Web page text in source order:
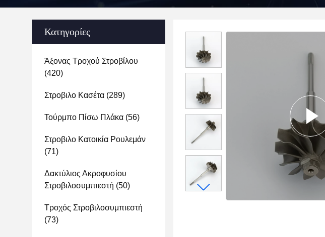
Κατηγορίες
Άξονας Τροχού Στροβίλου
(420)
Στροβιλο Κασέτα (289)
Τούρμπο Πίσω Πλάκα (56)
Στροβιλο Κατοικία Ρουλεμάν
(71)
Δακτύλιος Ακροφυσίου
Στροβιλοσυμπιεστή (50)
Τροχός Στροβιλοσυμπιεστή
(73)